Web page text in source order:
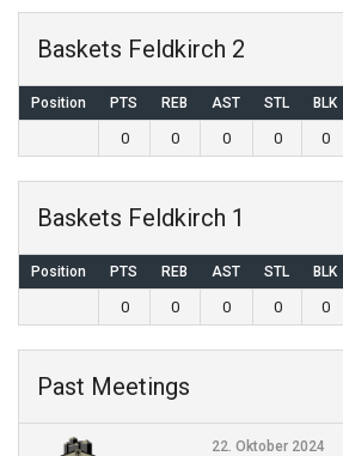
Baskets Feldkirch 2
Position PTS REB AST STL BLK
0 0 0 0 0
Baskets Feldkirch 1
Position PTS REB AST STL BLK
0 0 0 0 0
Past Meetings
22. Oktober 2024